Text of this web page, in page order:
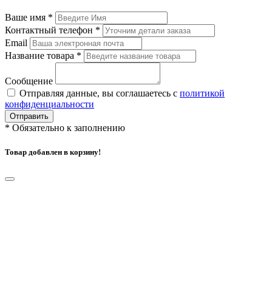
Ваше имя *
Контактный телефон *
Email
Название товара *
Сообщение
Отправляя данные, вы соглашаетесь с политикой
конфиденциальности
Отправить
* Обязательно к заполнению
Товар добавлен в корзину!